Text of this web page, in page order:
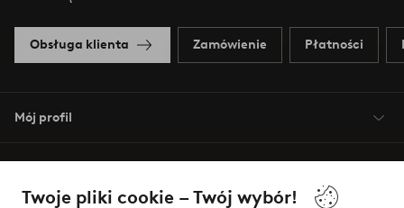
Twoje pliki cookie – Twój wybór!
Obsługa klienta Zamówienie Płatności
Mój profil